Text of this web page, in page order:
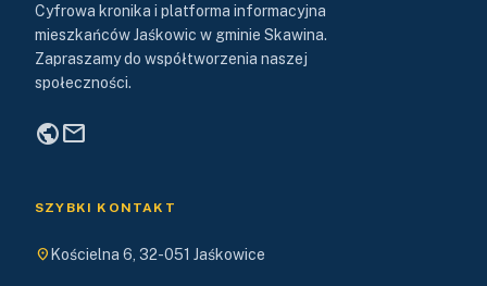
Cyfrowa kronika i platforma informacyjna
mieszkańców Jaśkowic w gminie Skawina.
Zapraszamy do współtworzenia naszej
społeczności.
publicmail
SZYBKI KONTAKT
location_on Kościelna 6, 32-051 Jaśkowice